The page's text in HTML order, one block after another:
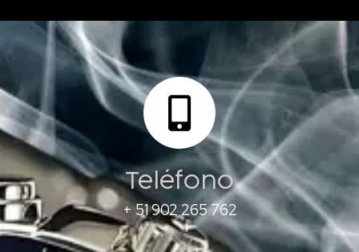
Teléfono
+ 51 902 265 762